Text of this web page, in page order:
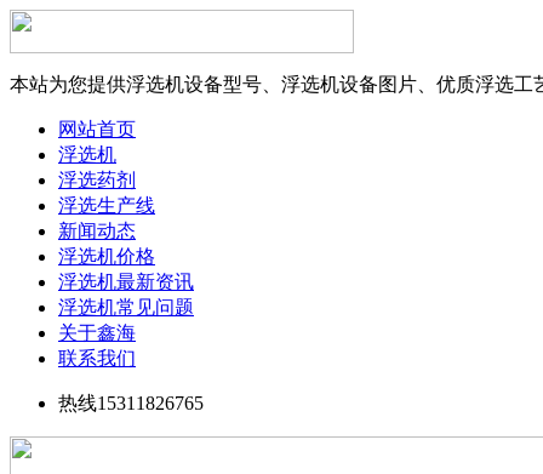
本站为您提供浮选机设备型号、浮选机设备图片、优质浮选工
网站首页
浮选机
浮选药剂
浮选生产线
新闻动态
浮选机价格
浮选机最新资讯
浮选机常见问题
关于鑫海
联系我们
热线15311826765